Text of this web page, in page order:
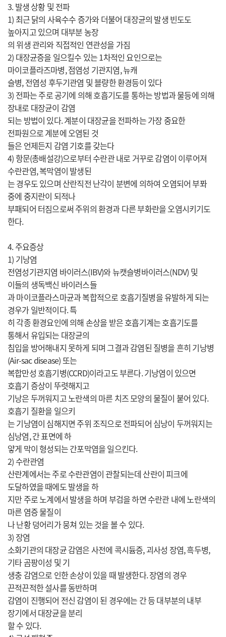
3. 발생 상황 및 전파
1) 최근 닭의 사육수수 증가와 더불어 대장균의 발생 빈도도
높아지고 있으며 대부분 농장
의 위생 관리와 직접적인 연관성을 가짐
2) 대장균증을 일으킬수 있는 1차적인 요인으로는
마이코플라즈마병, 점염성 기관지염, 뉴캐
슬병, 전염성 후두기관염 및 블량한 환경등이 있다
3) 전파는 주로 공기에 의해 호흡기도를 통하는 방법과 물등에 의해
장내로 대장균이 감염
되는 방법이 있다. 계분이 대장균을 전파하는 가장 중요한
전파원으로 계분에 오염된 것
들은 언제든지 감염 기호를 갖는다
4) 항문(총배설강)으로부터 수란관 내로 거꾸로 감염이 이루어져
수란관염, 복막염이 발생된
는 경우도 있으며 산란직전 난각이 분변에 의하여 오염되어 부퐈
중에 중지란이 되적나
부패되어 터짐으로써 주위의 환경과 다른 부화란을 오염시키기도
한다.
4. 주요증상
1) 기낭염
전염성기관지염 바이러스(IBV)와 뉴캣슬병바이러스(NDV) 및
이들의 생독백신 바이러스들
과 마이코플라스마균과 복합적으로 호흡기질병을 유발하게 되는
경우가 일반적이다. 특
히 각종 환경요인에 의해 손상을 받은 호흡기계는 호흡기도를
통해서 유입되는 대장균의
침입을 방어해내지 못하게 되며 그결과 감염된 질병을 흔히 기낭병
(Air-sac disease) 또는
복합만성 호흡기병(CCRD)이라고도 부른다. 기낭염이 있으면
호흡기 증상이 뚜렷해지고
기낭은 두꺼워지고 노란색의 마른 치즈 모양의 물질이 붙어 있다.
호흡기 질환을 일으키
는 기낭염이 심해지면 주위 조직으로 전파되어 심낭이 두꺼워지는
심낭염, 간 표면에 하
얗게 막이 형성되는 간포막염을 일으킨다.
2) 수란관염
산란계에서는 주로 수란관염이 관찰되는데 산란이 피크에
도달하였을 때에도 발생을 하
지만 주로 노계에서 발생을 하며 부검을 하면 수란관 내에 노란색의
마른 염증 물질이
나 난황 덩어리가 뭉쳐 있는 것을 볼 수 있다.
3) 장염
소화기관의 대장균 감염은 사전에 콕시듐증, 괴사성 장염, 흑두병,
기타 곰팡이성 및 기
생충 감염으로 인한 손상이 있을 때 발생한다. 장염의 경우
끈적끈적한 설사를 동반하며
감염이 진행되어 전신 감염이 된 경우에는 간 등 대부분의 내부
장기에서 대장균을 분리
할 수 있다.